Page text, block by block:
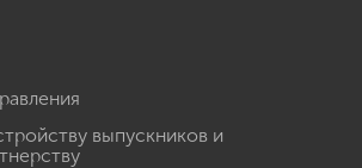
выпускников и